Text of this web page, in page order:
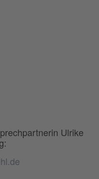
Ulrike